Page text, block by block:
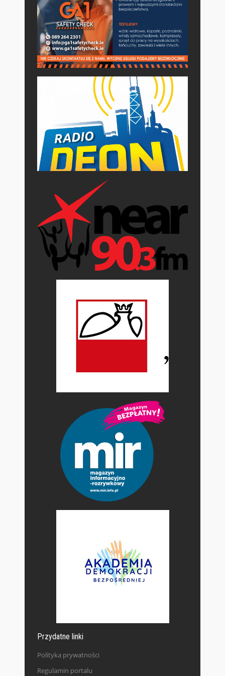
Przydatne linki
Polityka prywatności
Regulamin portalu